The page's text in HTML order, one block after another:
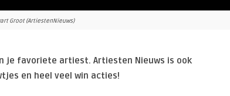
Groot (ArtiestenNieuws)
je favoriete artiest. Artiesten Nieuws is ook
en heel veel win acties!